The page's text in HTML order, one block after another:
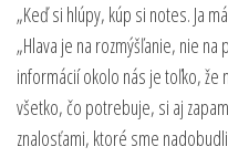
„Keď si hlúpy, kúp si notes. Ja
„Hlava je na rozmýšľanie, nie
informácií okolo nás je toľko, že
všetko, čo potrebuje, si aj
znalosťami, ktoré sme